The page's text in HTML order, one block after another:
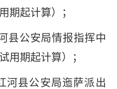
期起计算）；
县公安局情报指挥中
用期起计算）；
河县公安局迤萨派出